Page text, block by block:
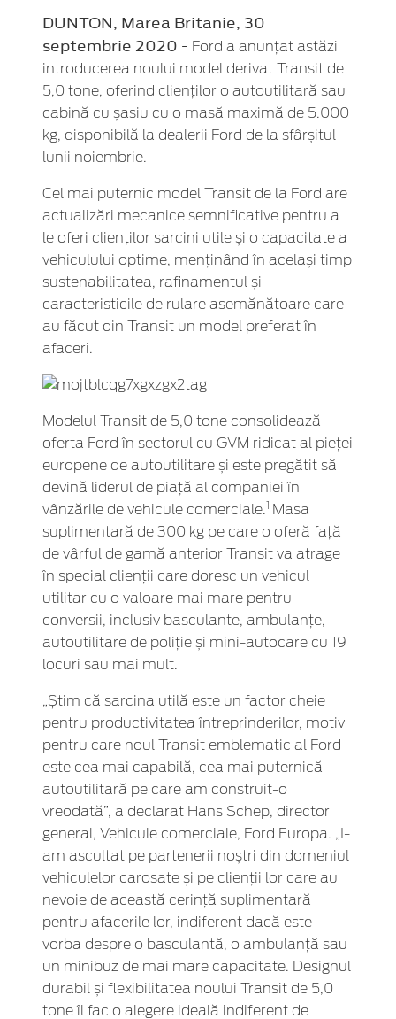
DUNTON, Marea Britanie, 30
septembrie 2020 - Ford a anunțat astăzi
introducerea noului model derivat Transit de
5,0 tone, oferind clienților o autoutilitară sau
cabină cu șasiu cu o masă maximă de 5.000
kg, disponibilă la dealerii Ford de la sfârșitul
lunii noiembrie.
Cel mai puternic model Transit de la Ford are
actualizări mecanice semnificative pentru a
le oferi clienților sarcini utile și o capacitate a
vehiculului optime, menținând în același timp
sustenabilitatea, rafinamentul și
caracteristicile de rulare asemănătoare care
au făcut din Transit un model preferat în
afaceri.
Modelul Transit de 5,0 tone consolidează
oferta Ford în sectorul cu GVM ridicat al pieței
europene de autoutilitare și este pregătit să
devină liderul de piață al companiei în
vânzările de vehicule comerciale.1 Masa
suplimentară de 300 kg pe care o oferă față
de vârful de gamă anterior Transit va atrage
în special clienții care doresc un vehicul
utilitar cu o valoare mai mare pentru
conversii, inclusiv basculante, ambulanțe,
autoutilitare de poliție și mini-autocare cu 19
locuri sau mai mult.
„Știm că sarcina utilă este un factor cheie
pentru productivitatea întreprinderilor, motiv
pentru care noul Transit emblematic al Ford
este cea mai capabilă, cea mai puternică
autoutilitară pe care am construit-o
vreodată”, a declarat Hans Schep, director
general, Vehicule comerciale, Ford Europa. „I-
am ascultat pe partenerii noștri din domeniul
vehiculelor carosate și pe clienții lor care au
nevoie de această cerință suplimentară
pentru afacerile lor, indiferent dacă este
vorba despre o basculantă, o ambulanță sau
un minibuz de mai mare capacitate. Designul
durabil și flexibilitatea noului Transit de 5,0
tone îl fac o alegere ideală indiferent de